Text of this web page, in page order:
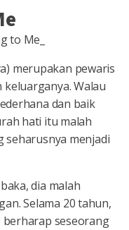
merupakan pewaris
Walau
dan baik
hati itu malah
seharusnya menjadi
dia malah
Selama 20 tahun,
berharap seseorang